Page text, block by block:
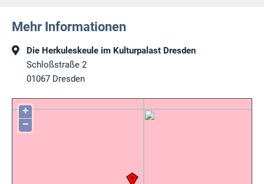
Mehr Informationen
Die Herkuleskeule im Kulturpalast Dresden
Schloßstraße 2
01067 Dresden
+
−